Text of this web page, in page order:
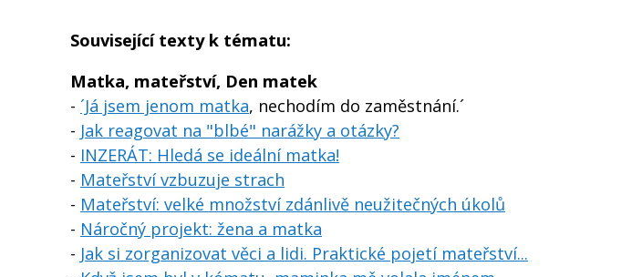
Související texty k tématu:
Matka, mateřství, Den matek
- ´Já jsem jenom matka, nechodím do zaměstnání.´
- Jak reagovat na "blbé" narážky a otázky?
- INZERÁT: Hledá se ideální matka!
- Mateřství vzbuzuje strach
- Mateřství: velké množství zdánlivě neužitečných úkolů
- Náročný projekt: žena a matka
- Jak si zorganizovat věci a lidi. Praktické pojetí mateřství...